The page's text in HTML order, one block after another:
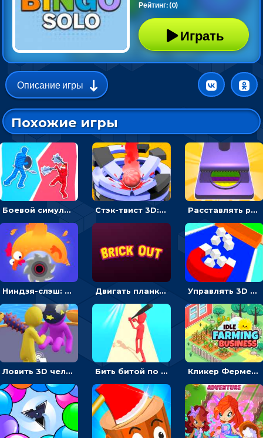
Рейтинг: (0)
Играть
Описание игры
Похожие игры
Боевой симулятор 3D: повтори позу рыцаря и победи врага Стэк-твист 3D: тапай по шарику, чтобы разбивать платформы Расставлять резиновые кубики, чтобы делать поп-ит - гиперказуальные
Ниндзя-слэш: запускай оружие по целям и становись мастером сюрикенов Двигать планку и бить шариком по цветным блокам - гиперказуальная Управлять 3D магнитом, чтобы собирать фигуры и сбрасывать в пропасть
Ловить 3D человечком своего цвета и собирать драгоценности - гиперказуалка Бить битой по шарику, чтобы сбивать кубики с буквами на пути к финишу - 3D Кликер Фермерский бизнес: расти овощи, чтобы богатеть